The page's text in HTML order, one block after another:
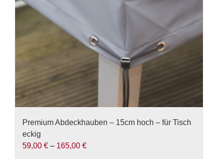
Premium Abdeckhauben – 15cm hoch – für Tisch
eckig
59,00 € – 165,00 €